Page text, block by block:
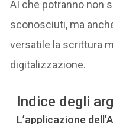
AI che potranno non
sconosciuti, ma
versatile la scrittura
digitalizzazione.
Indice degli
L’applicazione